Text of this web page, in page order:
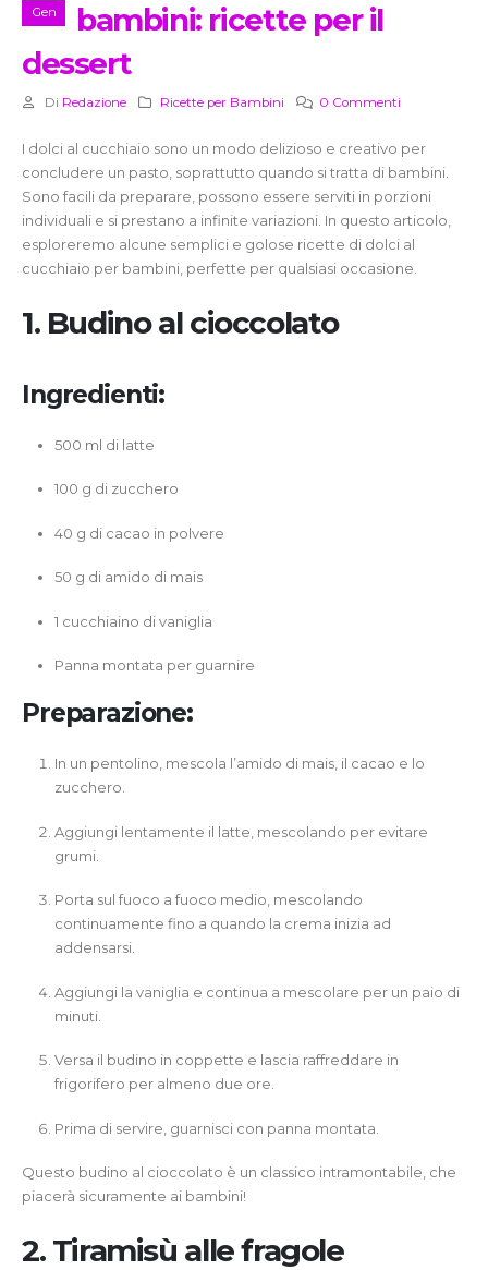
Gen
bambini: ricette per il
dessert
Di Redazione Ricette per Bambini 0 Commenti
I dolci al cucchiaio sono un modo delizioso e creativo per
concludere un pasto, soprattutto quando si tratta di bambini.
Sono facili da preparare, possono essere serviti in porzioni
individuali e si prestano a infinite variazioni. In questo articolo,
esploreremo alcune semplici e golose ricette di dolci al
cucchiaio per bambini, perfette per qualsiasi occasione.
1. Budino al cioccolato
Ingredienti:
500 ml di latte
100 g di zucchero
40 g di cacao in polvere
50 g di amido di mais
1 cucchiaino di vaniglia
Panna montata per guarnire
Preparazione:
In un pentolino, mescola l’amido di mais, il cacao e lo
zucchero.
Aggiungi lentamente il latte, mescolando per evitare
grumi.
Porta sul fuoco a fuoco medio, mescolando
continuamente fino a quando la crema inizia ad
addensarsi.
Aggiungi la vaniglia e continua a mescolare per un paio di
minuti.
Versa il budino in coppette e lascia raffreddare in
frigorifero per almeno due ore.
Prima di servire, guarnisci con panna montata.
Questo budino al cioccolato è un classico intramontabile, che
piacerà sicuramente ai bambini!
2. Tiramisù alle fragole